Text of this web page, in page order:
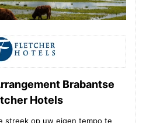
Brabantse
Hotels
streek op uw eigen tempo te